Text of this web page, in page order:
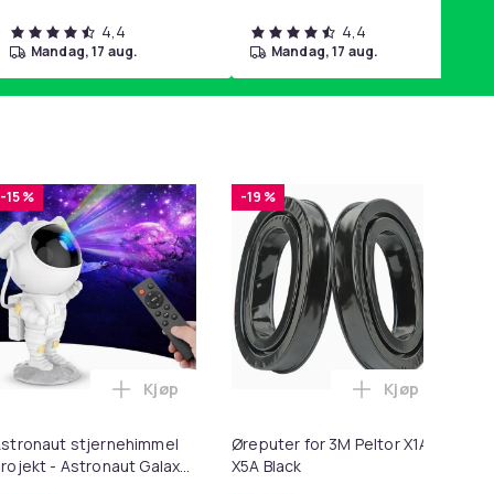
4,4
mandag, 17 aug.
4,4
mandag, 17 aug.
til iPhone/iPad i handlekurven
27,5g - Dark Brown - Mørkebrun i handlekurven
-15 %
stjernehimmel
- Astronaut Galaxy
Legg Astronaut stjernehimmel projekt -
Kjøp
-19 %
Øreputer for 3M Peltor X1A-
X5A Black
Legg
Kjøp